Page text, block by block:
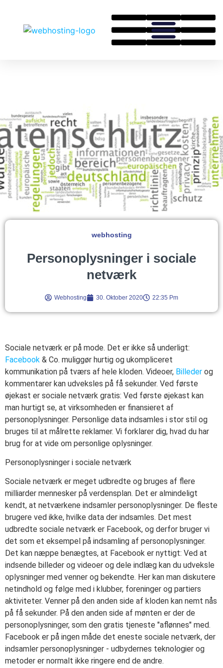
webhosting
Personoplysninger i sociale
netværk
Webhosting 30. Oktober 2020 22:35 Pm
Sociale netværk er på mode. Det er ikke så underligt:
Facebook & Co. muliggør hurtig og ukompliceret
kommunikation på tværs af hele kloden. Videoer, Billeder og
kommentarer kan udveksles på få sekunder. Ved første
øjekast er sociale netværk gratis: Ved første øjekast kan
man hurtigt se, at virksomheden er finansieret af
personoplysninger. Personlige data indsamles i stor stil og
bruges til at målrette reklamer. Vi forklarer dig, hvad du har
brug for at vide om personlige oplysninger.
Personoplysninger i sociale netværk
Sociale netværk er meget udbredte og bruges af flere
milliarder mennesker på verdensplan. Det er almindeligt
kendt, at netværkene indsamler personoplysninger. De fleste
brugere ved ikke, hvilke data der indsamles. Det mest
udbredte sociale netværk er Facebook, og derfor bruger vi
det som et eksempel på indsamling af personoplysninger.
Det kan næppe benægtes, at Facebook er nyttigt: Ved at
indsende billeder og videoer og dele indlæg kan du udveksle
oplysninger med venner og bekendte. Her kan man diskutere
netindhold og følge med i klubber, foreninger og partiers
aktiviteter. Venner på den anden side af kloden kan nemt nås
på få sekunder. På den anden side af mønten er der de
personoplysninger, som den gratis tjeneste "aflønnes" med.
Facebook er på ingen måde det eneste sociale netværk, der
indsamler personoplysninger - udbydernes teknologier og
metoder er normalt ikke ringere end de andre.